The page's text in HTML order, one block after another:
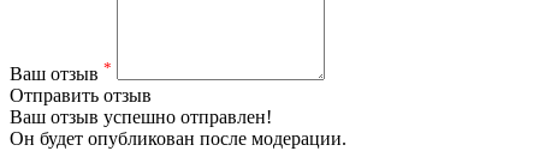
Ваш отзыв *
Отправить отзыв
Ваш отзыв успешно отправлен!
Он будет опубликован после модерации.